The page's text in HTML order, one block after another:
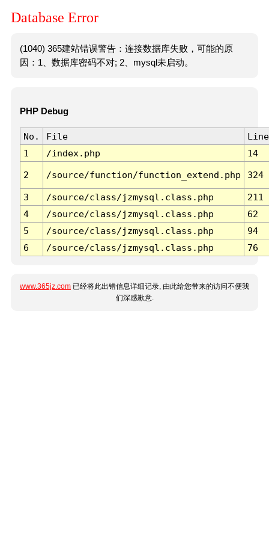
Database Error
(1040) 365建站错误警告：连接数据库失败，可能的原
因：1、数据库密码不对; 2、mysql未启动。
PHP Debug
No. File
Line
1
/index.php 14
2 /source/function/function_extend.php 324
3 /source/class/jzmysql.class.php
211
4
/source/class/jzmysql.class.php
62
5
/source/class/jzmysql.class.php
94
6
/source/class/jzmysql.class.php 76
www.365jz.com 已经将此出错信息详细记录, 由此给您带来的访问不便我
们深感歉意.